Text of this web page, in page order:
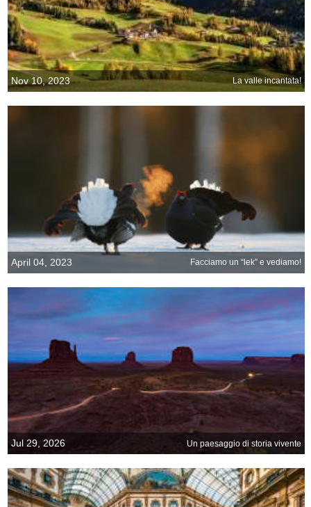
Nov 10, 2023 La valle incantata!
April 04, 2023 Facciamo un “lek” e vediamo!
Jul 29, 2026 Un paesaggio di storia vivente